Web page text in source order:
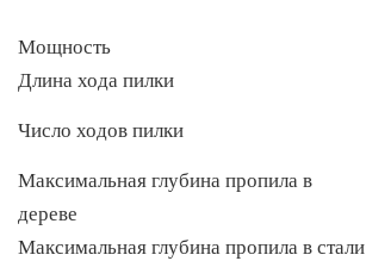
Мощность
Длина хода пилки
Число ходов пилки
Максимальная глубина пропила в
дереве
Максимальная глубина пропила в стали